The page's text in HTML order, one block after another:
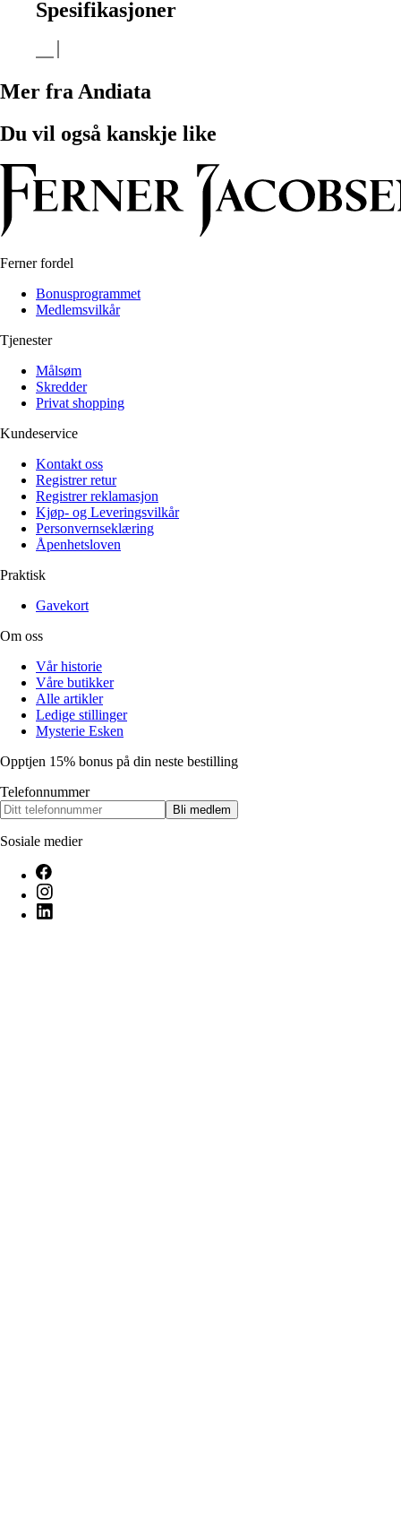
Spesifikasjoner
Mer fra Andiata
Du vil også kanskje like
Ferner fordel
Bonusprogrammet
Medlemsvilkår
Tjenester
Målsøm
Skredder
Privat shopping
Kundeservice
Kontakt oss
Registrer retur
Registrer reklamasjon
Kjøp- og Leveringsvilkår
Personvernseklæring
Åpenhetsloven
Praktisk
Gavekort
Om oss
Vår historie
Våre butikker
Alle artikler
Ledige stillinger
Mysterie Esken
Opptjen 15% bonus på din neste bestilling
Telefonnummer
Bli medlem
Sosiale medier